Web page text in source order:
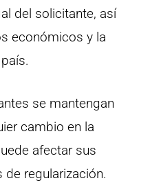
del solicitante, así
económicos y la
se mantengan
cambio en la
afectar sus
regularización.